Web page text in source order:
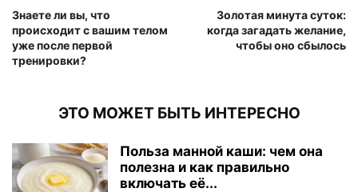
Знаете ли вы, что
происходит с вашим телом
уже после первой
тренировки?
Золотая минута суток:
когда загадать желание,
чтобы оно сбылось
ЭТО МОЖЕТ БЫТЬ ИНТЕРЕСНО
Польза манной каши: чем она
полезна и как правильно
включать её...